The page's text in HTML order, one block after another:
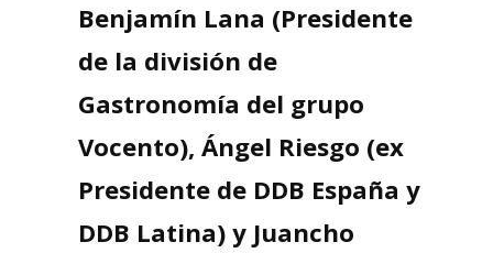
Benjamín Lana (Presidente
de la división de
Gastronomía del grupo
Vocento), Ángel Riesgo (ex
Presidente de DDB España y
DDB Latina) y Juancho